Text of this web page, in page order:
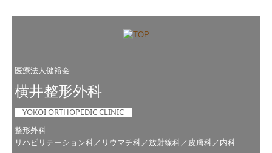
医療法人健裕会
横井整形外科
YOKOI ORTHOPEDIC CLINIC
整形外科
リハビリテーション科／リウマチ科／放射線科／皮膚科／内科